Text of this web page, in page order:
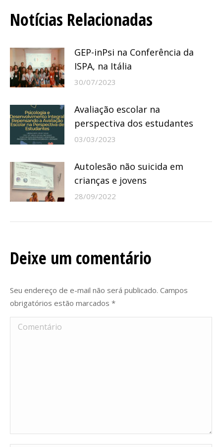
de
post:
Notícias Relacionadas
GEP-inPsi na Conferência da
ISPA, na Itália
30/07/2023
Avaliação escolar na
perspectiva dos estudantes
03/03/2023
Autolesão não suicida em
crianças e jovens
28/09/2022
Deixe um comentário
Seu endereço de e-mail não será publicado. Campos
obrigatórios estão marcados *
Comentário